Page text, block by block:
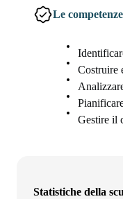
Le
Costruire
Gestire il
Statistiche della